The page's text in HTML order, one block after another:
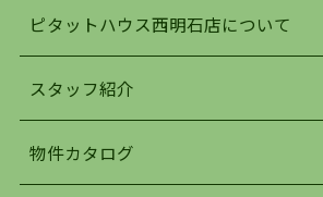
明石駅・西明石駅を中心に、明石
でお部屋探している方は、ぜひ当
お探しになってください。弊社は
を行っており地域最大級の情報取扱
ります。店頭で限られた物件をご
ピタットハウス西明石店について
スタッフ紹介
物件カタログ